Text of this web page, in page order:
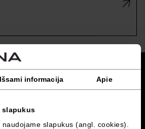
Išsami informacija Apie
slapukus
slapukus (angl. cookies).
grįžti į viršų